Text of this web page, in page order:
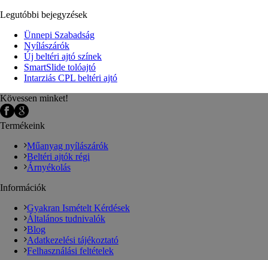
Legutóbbi bejegyzések
Ünnepi Szabadság
Nyílászárók
Új beltéri ajtó színek
SmartSlide tolóajtó
Intarziás CPL beltéri ajtó
Kövessen minket!
Termékeink
Műanyag nyílászárók
Beltéri ajtók régi
Árnyékolás
Információk
Gyakran Ismételt Kérdések
Általános tudnivalók
Blog
Adatkezelési tájékoztató
Felhasználási feltételek